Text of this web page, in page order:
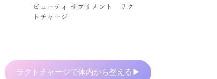
ラクトチャージで体内から整える▶